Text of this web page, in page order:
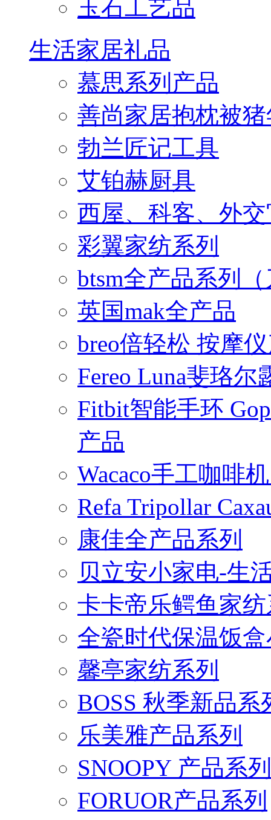
玉石工艺品
生活家居礼品
慕思系列产品
善尚家居抱枕被
勃兰匠记工具
艾铂赫厨具
西屋、科客、外
彩翼家纺系列
btsm全产品系列
英国mak全产品
breo倍轻松 按摩
Fereo Luna斐珞
Fitbit智能手环
产品
Wacaco手工咖啡
Refa Tripollar
康佳全产品系列
贝立安小家电-生
卡卡帝乐鳄鱼家
全瓷时代保温饭
馨亭家纺系列
BOSS 秋季新品系
乐美雅产品系列
SNOOPY 产品系列
FORUOR产品系列